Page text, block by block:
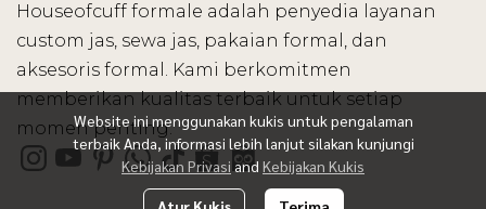
Website ini menggunakan kukis untuk pengalaman
terbaik Anda, informasi lebih lanjut silakan kunjungi
Kebijakan Privasi and Kebijakan Kukis
Houseofcuff formale adalah penyedia layanan
custom jas, sewa jas, pakaian formal, dan
aksesoris formal. Kami berkomitmen
memberikan kualitas terbaik untuk setiap
momen penting.